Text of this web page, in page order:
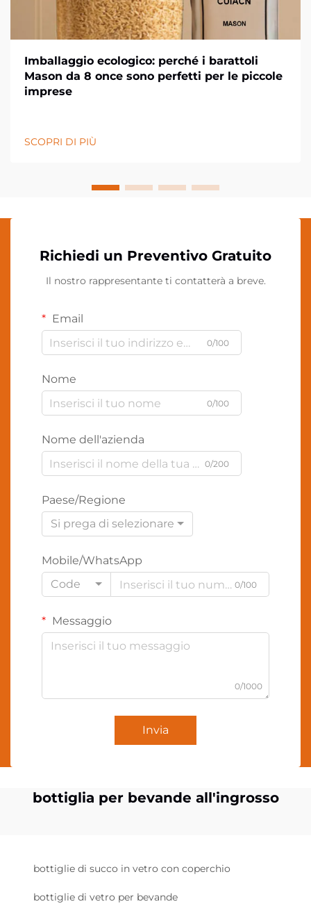
Imballaggio ecologico: perché i barattoli
Mason da 8 once sono perfetti per le piccole
imprese
SCOPRI DI PIÙ
Richiedi un Preventivo Gratuito
Il nostro rappresentante ti contatterà a breve.
Email
0/100
Nome
0/100
Nome dell'azienda
0/200
Paese/Regione
Si prega di selezionare
Mobile/WhatsApp
Code
0/100
Messaggio
0/1000
Invia
bottiglia per bevande all'ingrosso
bottiglie di succo in vetro con coperchio
bottiglie di vetro per bevande